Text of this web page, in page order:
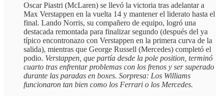
Oscar Piastri (McLaren) se llevó la victoria tras adelantar a
Max Verstappen en la vuelta 14 y mantener el liderato hasta el
final. Lando Norris, su compañero de equipo, logró una
destacada remontada para finalizar segundo (después del ya
típico encontronazo con Verstappen en la primera curva de la
salida), mientras que George Russell (Mercedes) completó el
podio. Verstappen, que partía desde la pole position, terminó
cuarto tras enfrentar problemas con los frenos y ser superado
durante las paradas en boxes. Sorpresa: Los Williams
funcionaron tan bien como los Ferrari o los Mercedes.